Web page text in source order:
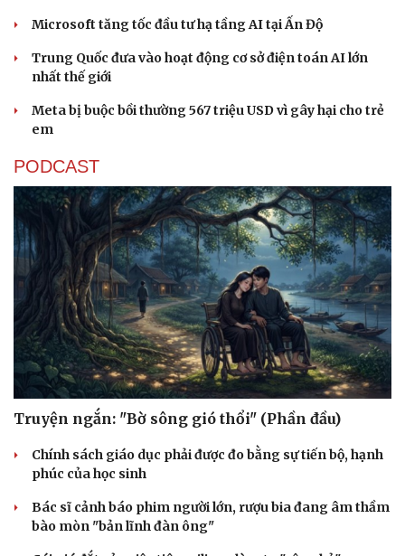
Microsoft tăng tốc đầu tư hạ tầng AI tại Ấn Độ
Trung Quốc đưa vào hoạt động cơ sở điện toán AI lớn
nhất thế giới
Meta bị buộc bồi thường 567 triệu USD vì gây hại cho trẻ
em
PODCAST
Truyện ngắn: "Bờ sông gió thổi" (Phần đầu)
Chính sách giáo dục phải được đo bằng sự tiến bộ, hạnh
phúc của học sinh
Bác sĩ cảnh báo phim người lớn, rượu bia đang âm thầm
bào mòn "bản lĩnh đàn ông"